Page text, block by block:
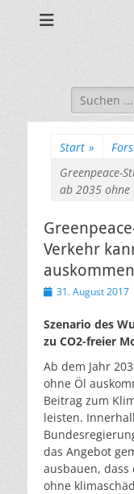
Suchen
nach:
Start »
Greenpeace-
ab 2035 ohne
Verkehr
auskommen
Veröffentlicht
31. August 2017
Szenario des
zu CO2-freier
Ab dem Jahr
ohne Öl
Beitrag zum
leisten.
das Angebot
ausbauen, dass
ohne